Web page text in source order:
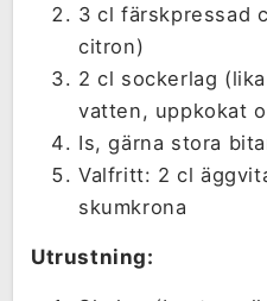
3 cl färskpressad
citron)
2 cl sockerlag
vatten, uppkokat
Is, gärna stora
Valfritt: 2 cl
skumkrona
Utrustning: